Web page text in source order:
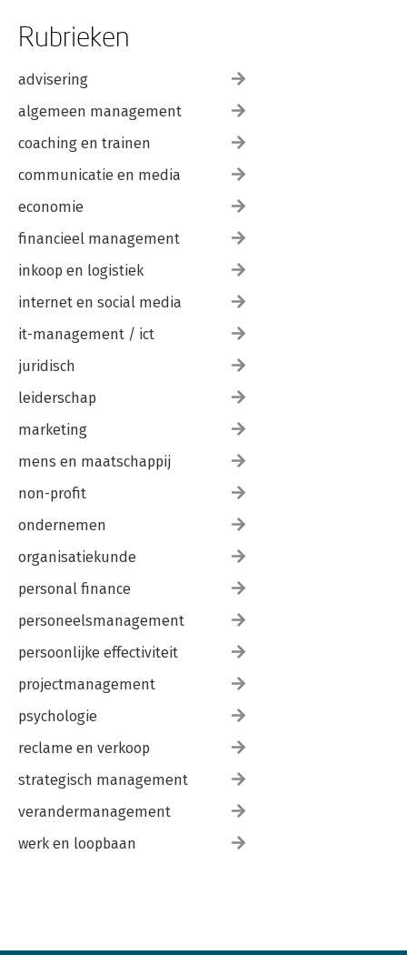
Rubrieken
advisering
algemeen management
coaching en trainen
communicatie en media
economie
financieel management
inkoop en logistiek
internet en social media
it-management / ict
juridisch
leiderschap
marketing
mens en maatschappij
non-profit
ondernemen
organisatiekunde
personal finance
personeelsmanagement
persoonlijke effectiviteit
projectmanagement
psychologie
reclame en verkoop
strategisch management
verandermanagement
werk en loopbaan